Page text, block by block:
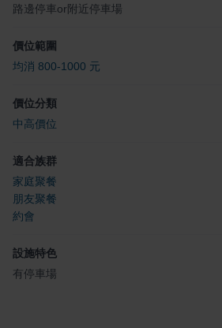
路邊停車or附近停車場
價位範圍
均消 800-1000 元
價位分類
中高價位
適合族群
家庭聚餐
朋友聚餐
約會
設施特色
有停車場